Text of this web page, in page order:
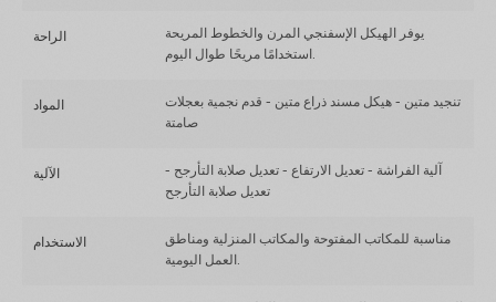
الراحة
يوفر الهيكل الإسفنجي المرن والخطوط المريحة
استخدامًا مريحًا طوال اليوم.
المواد
تنجيد متين - هيكل مسند ذراع متين - قدم نجمية بعجلات
صامتة
الآلية
آلية الفراشة - تعديل الارتفاع - تعديل صلابة التأرجح -
تعديل صلابة التأرجح
الاستخدام
مناسبة للمكاتب المفتوحة والمكاتب المنزلية ومناطق
العمل اليومية.